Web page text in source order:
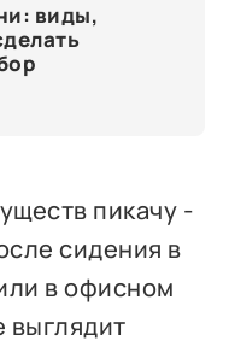
виды,
пикачу -
сидения в
в офисном
выглядит